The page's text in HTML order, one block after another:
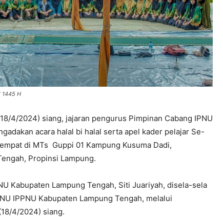
1445 H
4/2024) siang, jajaran pengurus Pimpinan Cabang IPNU
acara halal bi halal serta apel kader pelajar Se-
di MTs Guppi 01 Kampung Kusuma Dadi,
Propinsi Lampung.
Kabupaten Lampung Tengah, Siti Juariyah, disela-sela
IPPNU Kabupaten Lampung Tengah, melalui
4/2024) siang.